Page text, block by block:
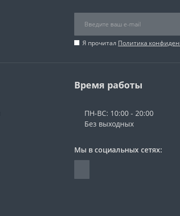
Я прочитал Политика
Время работы
ПН-ВС: 10:00 - 20:00
Без выходных
Мы в социальных сетях: